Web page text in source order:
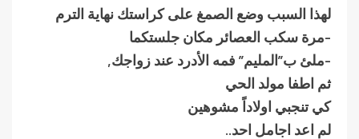
لهذا السبب وضع الصمغ على كراستك نهاية الترم
-مرة سكب العصائر مكان جلستكما
-ملئ ب”المليم” فمه الأدرد عند زواجك,
ثم اطفا مولد الحي
كي تنجبي اولاداً مشوهين
لم اعد اجامل احد..